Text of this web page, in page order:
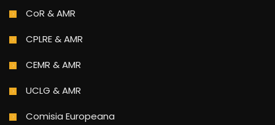
CoR & AMR
CPLRE & AMR
CEMR & AMR
UCLG & AMR
Comisia Europeana